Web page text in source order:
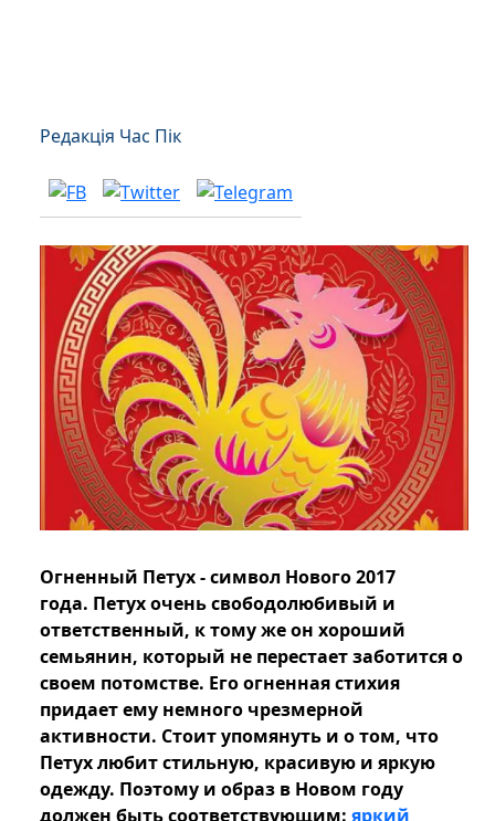
Редакція Час Пік
Огненный Петух - символ Нового 2017
года. Петух очень свободолюбивый и
ответственный, к тому же он хороший
семьянин, который не перестает заботится о
своем потомстве. Его огненная стихия
придает ему немного чрезмерной
активности. Стоит упомянуть и о том, что
Петух любит стильную, красивую и яркую
одежду. Поэтому и образ в Новом году
должен быть соответствующим: яркий